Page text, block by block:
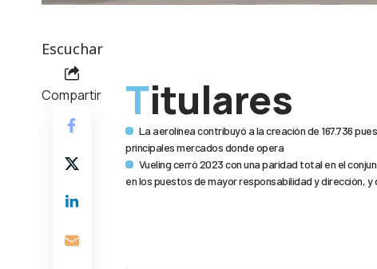
Escuchar
Compartir Titulares
La aerolínea contribuyó a la creación de 167.736
principales mercados donde opera
Vueling cerró 2023 con una paridad total en el
en los puestos de mayor responsabilidad y dirección, y